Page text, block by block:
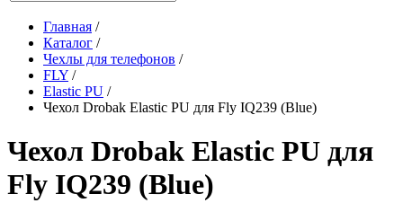
Главная /
Каталог /
Чехлы для телефонов /
FLY /
Elastic PU /
Чехол Drobak Elastic PU для Fly IQ239 (Blue)
Чехол Drobak Elastic PU для
Fly IQ239 (Blue)